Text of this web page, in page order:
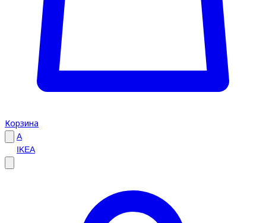
Корзина
A
IKEA